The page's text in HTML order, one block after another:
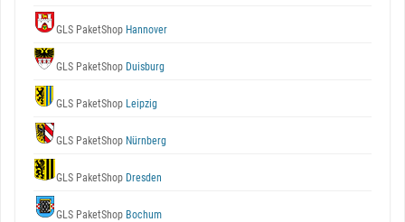
GLS PaketShop Hannover
GLS PaketShop Duisburg
GLS PaketShop Leipzig
GLS PaketShop Nürnberg
GLS PaketShop Dresden
GLS PaketShop Bochum